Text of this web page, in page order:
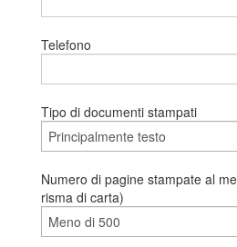
Telefono
Tipo di documenti stampati
Numero di pagine stampate al
risma di carta)